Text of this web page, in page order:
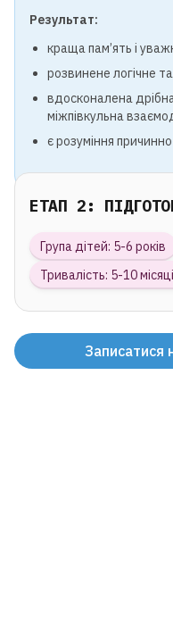
Результат:
краща пам’ять і
розвинене логічне
вдосконалена
міжпівкульна
є розуміння
ЕТАП 2:
Група дітей: 5-6 років
Тривалість: 5-10
Записатися